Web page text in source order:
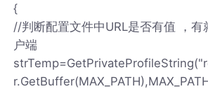
{
//判断配置文件中URL是否有值 ，有
户端